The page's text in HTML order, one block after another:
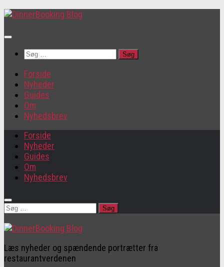
Søg
Forside
Nyheder
Guides
Om
Nyhedsbrev
Forside
Nyheder
Guides
Om
Nyhedsbrev
Søg
Læs nyheder og spændende portrætter fra
restaurantverdenen